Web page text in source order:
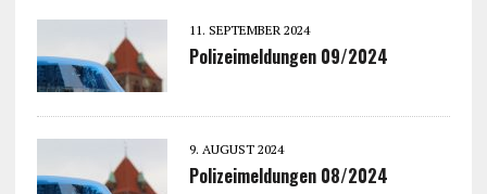
11. SEPTEMBER 2024
Polizeimeldungen 09/2024
9. AUGUST 2024
Polizeimeldungen 08/2024